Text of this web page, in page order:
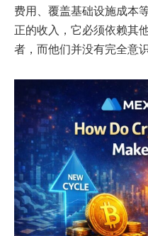
费用、覆盖基础设施成本
正的收入，它必须依赖其
者，而他们并没有完全意